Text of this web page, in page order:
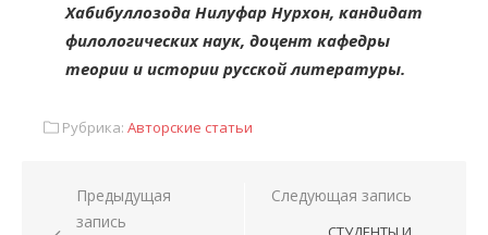
Хабибуллозода Нилуфар Нурхон, кандидат
филологических наук, доцент кафедры
теории и истории русской литературы.
Рубрика: Авторские статьи
Предыдущая
запись
Следующая запись